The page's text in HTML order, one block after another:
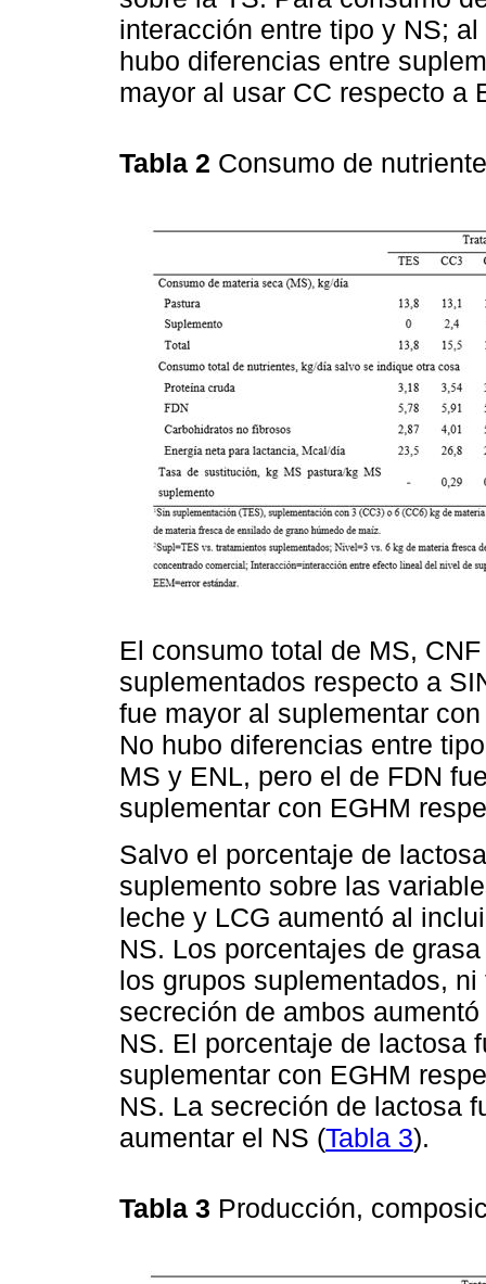
interacción entre tipo y NS;
hubo diferencias entre
mayor al usar CC respecto a
Tabla 2 Consumo de
El consumo total de MS,
suplementados respecto a
fue mayor al suplementar
No hubo diferencias entre
MS y ENL, pero el de FDN
suplementar con EGHM
Salvo el porcentaje de
suplemento sobre las
leche y LCG aumentó al
NS. Los porcentajes de
los grupos suplementados,
secreción de ambos
NS. El porcentaje de lactosa
suplementar con EGHM
NS. La secreción de lactosa
aumentar el NS (Tabla 3).
Tabla 3 Producción,